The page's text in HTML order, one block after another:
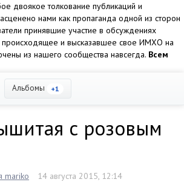
двоякое толкование публикаций и
нами как пропаганда одной из сторон
принявшие участие в обсуждениях
происходящее и высказавшее свое ИМХО на
из нашего сообщества навсегда. Всем
Альбомы +1
с розовым
mariko 14 августа 2015, 12:14